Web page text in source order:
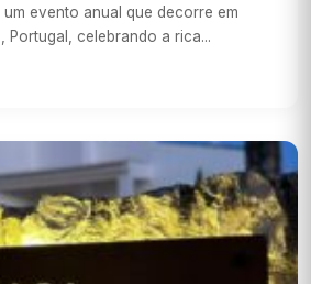
um evento anual que decorre em
Portugal, celebrando a rica...